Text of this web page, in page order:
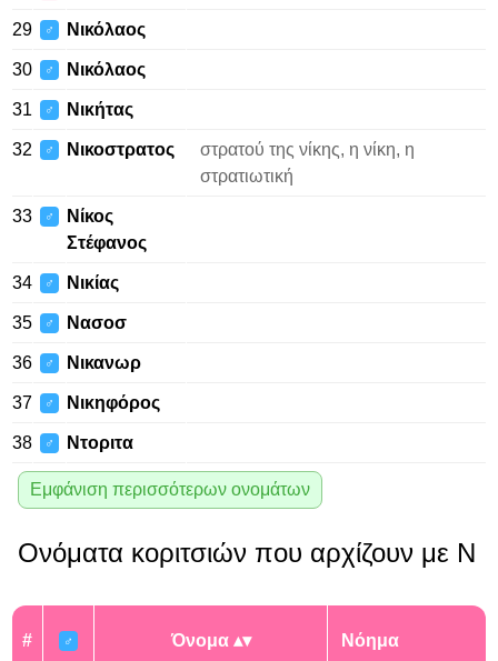
29 ♂ Νικόλαος
30 ♂ Νικόλαος
31 ♂ Νικήτας
32 ♂ Νικοστρατος
στρατού της νίκης, η νίκη, η
στρατιωτική
33 ♂
Νίκος
Στέφανος
34 ♂ Νικίας
35 ♂ Νασοσ
36 ♂ Νικανωρ
37 ♂ Νικηφόρος
38 ♂ Ντοριτα
Εμφάνιση περισσότερων ονομάτων
Ονόματα κοριτσιών που αρχίζουν με Ν
# ♂ Όνομα Νόημα